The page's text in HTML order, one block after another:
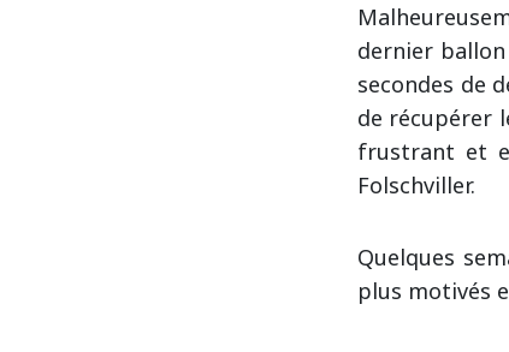
dernier
secondes de
de récupérer
frustrant et
Folschviller.
Quelques
plus motivés